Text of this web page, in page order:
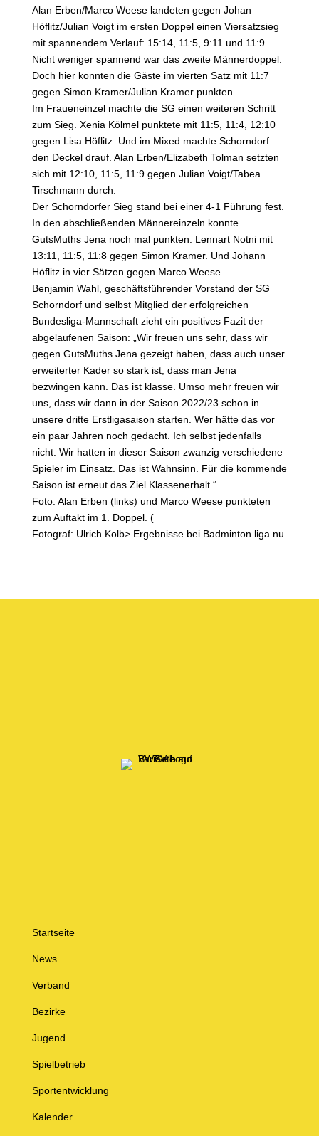
Alan Erben/Marco Weese landeten gegen Johan
Höflitz/Julian Voigt im ersten Doppel einen Viersatzsieg
mit spannendem Verlauf: 15:14, 11:5, 9:11 und 11:9.
Nicht weniger spannend war das zweite Männerdoppel.
Doch hier konnten die Gäste im vierten Satz mit 11:7
gegen Simon Kramer/Julian Kramer punkten.
Im Fraueneinzel machte die SG einen weiteren Schritt
zum Sieg. Xenia Kölmel punktete mit 11:5, 11:4, 12:10
gegen Lisa Höflitz. Und im Mixed machte Schorndorf
den Deckel drauf. Alan Erben/Elizabeth Tolman setzten
sich mit 12:10, 11:5, 11:9 gegen Julian Voigt/Tabea
Tirschmann durch.
Der Schorndorfer Sieg stand bei einer 4-1 Führung fest.
In den abschließenden Männereinzeln konnte
GutsMuths Jena noch mal punkten. Lennart Notni mit
13:11, 11:5, 11:8 gegen Simon Kramer. Und Johann
Höflitz in vier Sätzen gegen Marco Weese.
Benjamin Wahl, geschäftsführender Vorstand der SG
Schorndorf und selbst Mitglied der erfolgreichen
Bundesliga-Mannschaft zieht ein positives Fazit der
abgelaufenen Saison: „Wir freuen uns sehr, dass wir
gegen GutsMuths Jena gezeigt haben, dass auch unser
erweiterter Kader so stark ist, dass man Jena
bezwingen kann. Das ist klasse. Umso mehr freuen wir
uns, dass wir dann in der Saison 2022/23 schon in
unsere dritte Erstligasaison starten. Wer hätte das vor
ein paar Jahren noch gedacht. Ich selbst jedenfalls
nicht. Wir hatten in dieser Saison zwanzig verschiedene
Spieler im Einsatz. Das ist Wahnsinn. Für die kommende
Saison ist erneut das Ziel Klassenerhalt.“
Foto: Alan Erben (links) und Marco Weese punkteten
zum Auftakt im 1. Doppel. (
Fotograf: Ulrich Kolb> Ergebnisse bei Badminton.liga.nu
Startseite
News
Verband
Bezirke
Jugend
Spielbetrieb
Sportentwicklung
Kalender